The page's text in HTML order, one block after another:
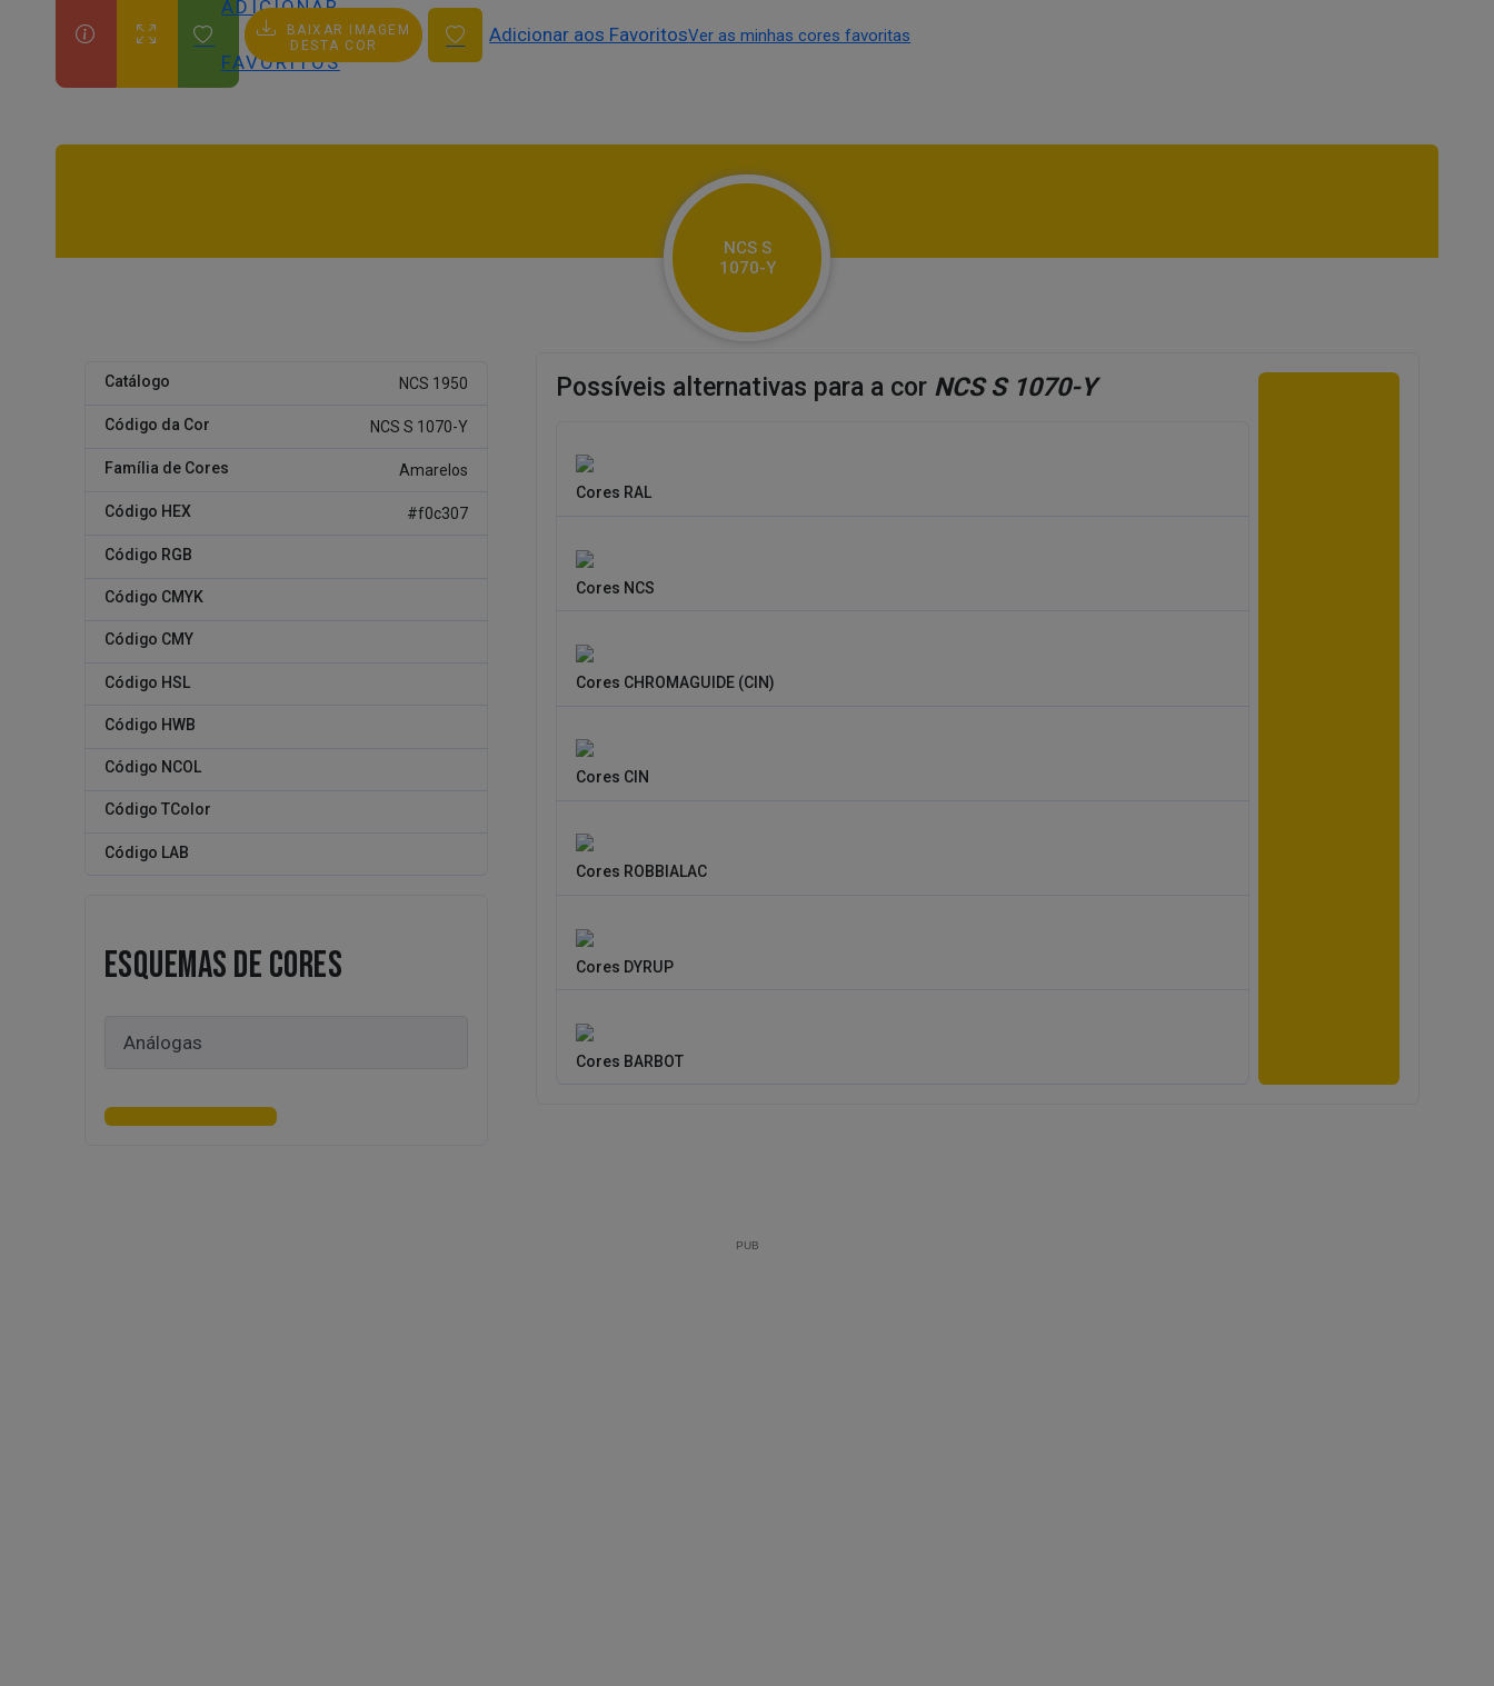
ADICIONAR
AOS
FAVORITOS
BAIXAR IMAGEM
DESTA COR
Adicionar aos FavoritosVer as minhas cores favoritas
NCS S
1070-Y
Catálogo NCS 1950
Código da Cor NCS S 1070-Y
Família de Cores Amarelos
Código HEX #f0c307
Código RGB
Código CMYK
Código CMY
Código HSL
Código HWB
Código NCOL
Código TColor
Código LAB
ESQUEMAS DE CORES
Possíveis alternativas para a cor NCS S 1070-Y
Cores RAL
Cores NCS
Cores CHROMAGUIDE (CIN)
Cores CIN
Cores ROBBIALAC
Cores DYRUP
Cores BARBOT